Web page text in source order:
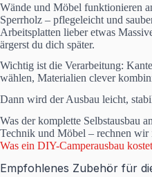
Wände und Möbel funktionieren
Sperrholz – pflegeleicht und
Arbeitsplatten lieber etwas
ärgerst du dich später.
Wichtig ist die Verarbeitung:
wählen, Materialien clever
Dann wird der Ausbau leicht,
Was der komplette Selbstausbau
Technik und Möbel – rechnen
Was ein DIY-Camperausbau kostet
Empfohlenes Zubehör für